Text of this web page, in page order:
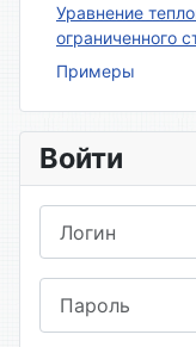
Уравнение
ограниченного
Примеры
Войти